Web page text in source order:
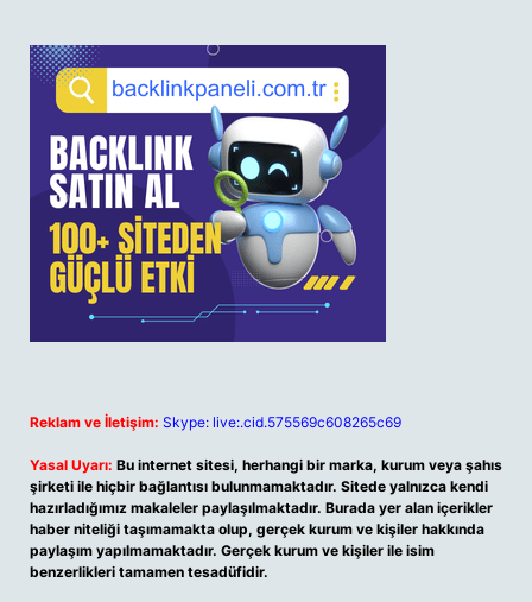
Reklam ve İletişim: Skype: live:.cid.575569c608265c69
Yasal Uyarı: Bu internet sitesi, herhangi bir marka, kurum veya şahıs
şirketi ile hiçbir bağlantısı bulunmamaktadır. Sitede yalnızca kendi
hazırladığımız makaleler paylaşılmaktadır. Burada yer alan içerikler
haber niteliği taşımamakta olup, gerçek kurum ve kişiler hakkında
paylaşım yapılmamaktadır. Gerçek kurum ve kişiler ile isim
benzerlikleri tamamen tesadüfidir.